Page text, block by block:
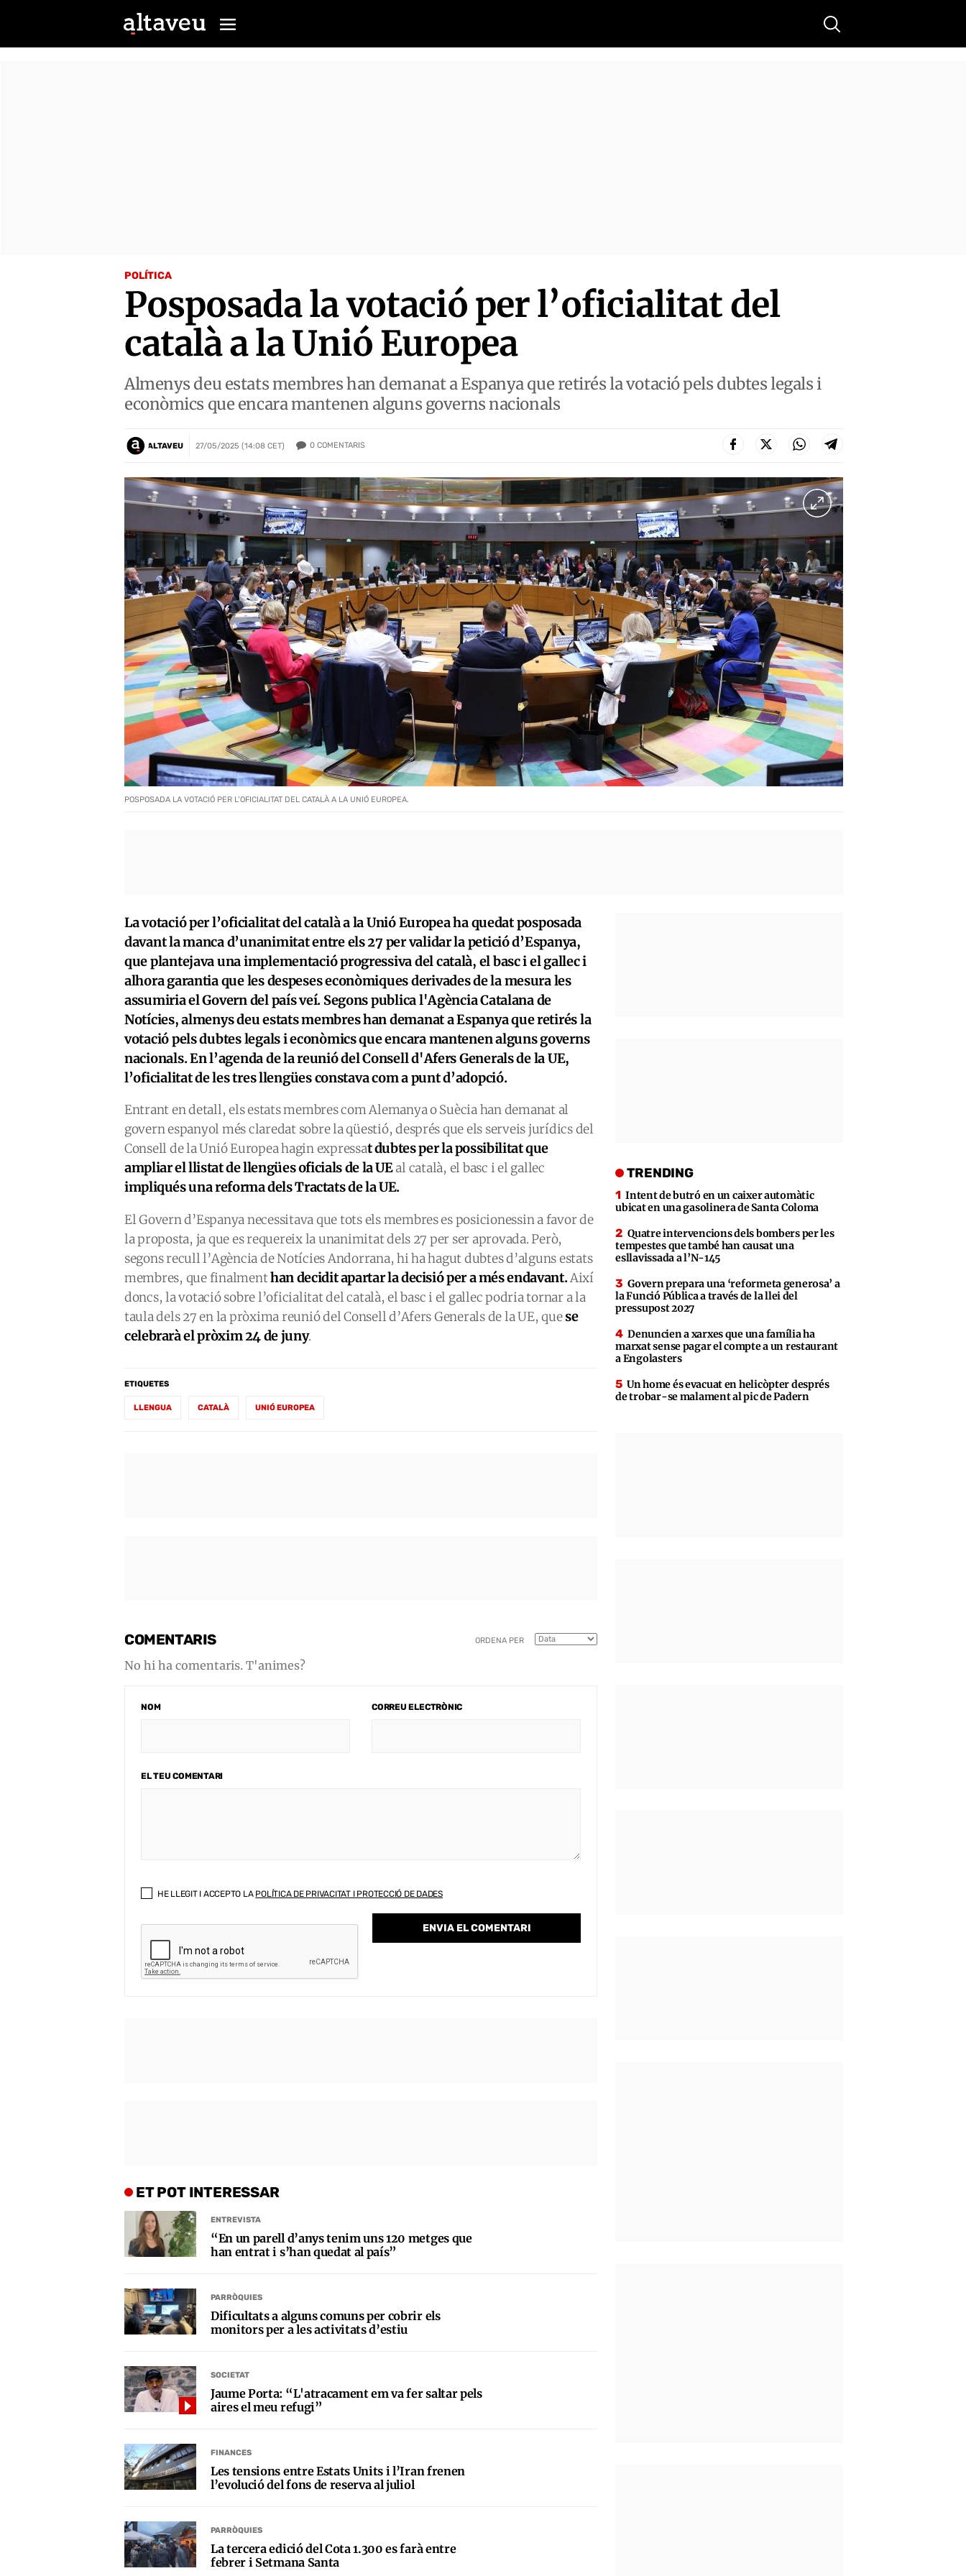
Buscar
POLÍTICA
Posposada la votació per l’oficialitat del
català a la Unió Europea
Almenys deu estats membres han demanat a Espanya que retirés la votació pels dubtes legals i
econòmics que encara mantenen alguns governs nacionals
ALTAVEU 27/05/2025 (14:08 CET) 0 COMENTARIS
POSPOSADA LA VOTACIÓ PER L’OFICIALITAT DEL CATALÀ A LA UNIÓ EUROPEA.
La votació per l’oficialitat del català a la Unió Europea ha quedat posposada
davant la manca d’unanimitat entre els 27 per validar la petició d’Espanya,
que plantejava una implementació progressiva del català, el basc i el gallec i
alhora garantia que les despeses econòmiques derivades de la mesura les
assumiria el Govern del país veí. Segons publica l'Agència Catalana de
Notícies, almenys deu estats membres han demanat a Espanya que retirés la
votació pels dubtes legals i econòmics que encara mantenen alguns governs
nacionals. En l’agenda de la reunió del Consell d'Afers Generals de la UE,
l’oficialitat de les tres llengües constava com a punt d’adopció.
Entrant en detall, els estats membres com Alemanya o Suècia han demanat al
govern espanyol més claredat sobre la qüestió, després que els serveis jurídics del
Consell de la Unió Europea hagin expressat dubtes per la possibilitat que
ampliar el llistat de llengües oficials de la UEal català, el basc i el gallec
impliqués una reforma dels Tractats de la UE.
El Govern d’Espanya necessitava que tots els membres es posicionessin a favor de
la proposta, ja que es requereix la unanimitat dels 27 per ser aprovada. Però,
segons recull l’Agència de Notícies Andorrana, hi ha hagut dubtes d’alguns estats
membres, que finalmenthan decidit apartar la decisió per a més endavant.Així
doncs, la votació sobre l’oficialitat del català, el basc i el gallec podria tornar a la
taula dels 27 en la pròxima reunió del Consell d’Afers Generals de la UE, quese
celebrarà el pròxim 24 de juny.
ETIQUETES
LLENGUA CATALÀ UNIÓ EUROPEA
COMENTARIS ORDENA PER
No hi ha comentaris. T'animes?
NOM CORREU ELECTRÒNIC
EL TEU COMENTARI
HE LLEGIT I ACCEPTO LA POLÍTICA DE PRIVACITAT I PROTECCIÓ DE DADES
ET POT INTERESSAR
ENTREVISTA
“En un parell d’anys tenim uns 120 metges que
han entrat i s’han quedat al país”
PARRÒQUIES
Dificultats a alguns comuns per cobrir els
monitors per a les activitats d’estiu
SOCIETAT
Jaume Porta: “L'atracament em va fer saltar pels
aires el meu refugi”
FINANCES
Les tensions entre Estats Units i l’Iran frenen
l’evolució del fons de reserva al juliol
PARRÒQUIES
La tercera edició del Cota 1.300 es farà entre
febrer i Setmana Santa
TRENDING
Intent de butró en un caixer automàtic
ubicat en una gasolinera de Santa Coloma
Quatre intervencions dels bombers per les
tempestes que també han causat una
esllavissada a l’N-145
Govern prepara una ‘reformeta generosa’ a
la Funció Pública a través de la llei del
pressupost 2027
Denuncien a xarxes que una família ha
marxat sense pagar el compte a un restaurant
a Engolasters
Un home és evacuat en helicòpter després
de trobar-se malament al pic de Padern